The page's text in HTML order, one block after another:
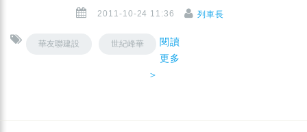
2011-10-24 11:36 列車長
華友聯建設 世紀峰華
閱讀
更多
＞